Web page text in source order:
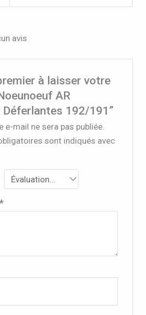
avis
à laisser votre
AR
192/191”
e-mail ne sera pas publiée.
sont indiqués avec